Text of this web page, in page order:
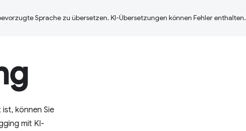
Sprache zu übersetzen. KI-Übersetzungen können Fehler enthalten.
können Sie
mit KI-